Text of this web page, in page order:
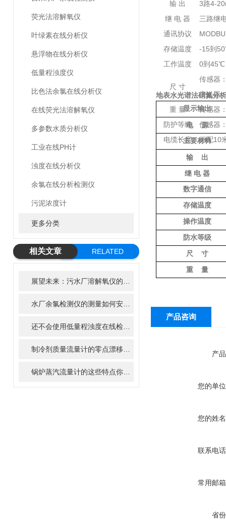
荧光法溶解氧仪
叶绿素在线分析仪
悬浮物在线分析仪
低量程浊度仪
比色法余氯在线分析仪
在线荧光法溶解氧仪
多参数水质分析仪
工业在线PH计
浊度在线分析仪
余氯在线分析检测仪
污泥浓度计
更多分类
相关文章
RELATED
输 出
3路4-
继 电 器
三路继
通讯协议
存储温度
-15到
工作温度
0到45℃
尺 寸
传感器
变送器
重 量
传感器
防护等级
传感器
电缆长度
标配10
地表水光谱法硝氮分
显示输出
电 源
主要材料
输 出
继 电 器
数字通信
存储温度
操作温度
防水等级
尺 寸
重 量
产品咨询
产
您的单
您的姓
联系电
常用邮
省